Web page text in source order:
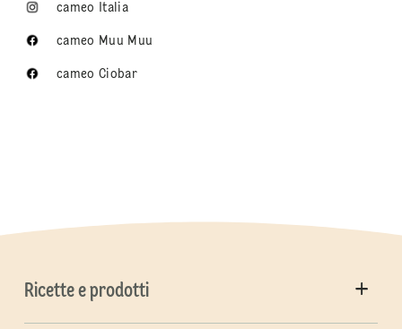
cameo Italia
cameo Muu Muu
cameo Ciobar
Ricette e prodotti